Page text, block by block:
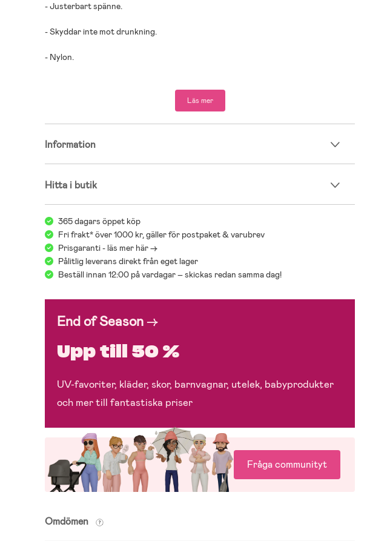
- Justerbart spänne.
- Skyddar inte mot drunkning.
- Nylon.
Läs mer
Information
Hitta i butik
365 dagars öppet köp
Fri frakt* över 1000 kr, gäller för postpaket & varubrev
Prisgaranti - läs mer här ->
Pålitlig leverans direkt från eget lager
Beställ innan 12:00 på vardagar – skickas redan samma dag!
End of Season →
Upp till 50 %
UV-favoriter, kläder, skor, barnvagnar, utelek, babyprodukter
och mer till fantastiska priser
Fråga communityt
Omdömen